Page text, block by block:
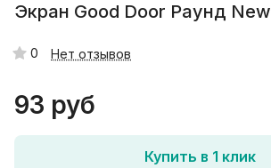
Экран Good Door Раунд New
0 Нет отзывов
93 руб
Купить в 1 клик